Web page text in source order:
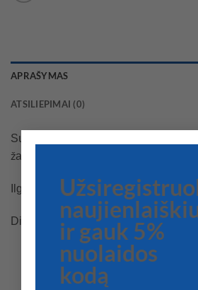
ir gauk 5%
nuolaidos
kodą
APRAŠYMAS
ATSILIEPIMAI (0)
Su centrine SOFT mova, kad būtų
žarna 100 cm.
Ilgis 440mm
Diametras 44mm